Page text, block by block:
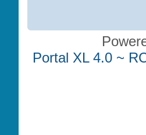
Portal XL 4.0 ~